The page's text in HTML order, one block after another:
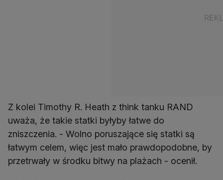
Z kolei Timothy R. Heath z think tanku RAND
uważa, że takie statki byłyby łatwe do
zniszczenia. - Wolno poruszające się statki są
łatwym celem, więc jest mało prawdopodobne, by
przetrwały w środku bitwy na plażach - ocenił.